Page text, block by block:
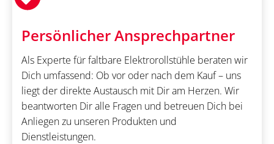
Persönlicher Ansprechpartner
Als Experte für faltbare Elektrorollstühle beraten wir
Dich umfassend: Ob vor oder nach dem Kauf – uns
liegt der direkte Austausch mit Dir am Herzen. Wir
beantworten Dir alle Fragen und betreuen Dich bei
Anliegen zu unseren Produkten und
Dienstleistungen.